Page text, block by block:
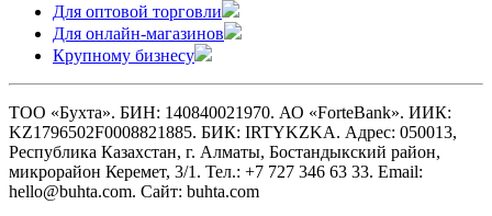
Для оптовой торговли
Для онлайн-магазинов
Крупному бизнесу
ТОО «Бухта». БИН: 140840021970. АО «ForteBank». ИИК:
KZ1796502F0008821885. БИК: IRTYKZKA. Адрес: 050013,
Республика Казахстан, г. Алматы, Бостандыкский район,
микрорайон Керемет, 3/1. Тел.: +7 727 346 63 33. Email:
hello@buhta.com. Сайт: buhta.com